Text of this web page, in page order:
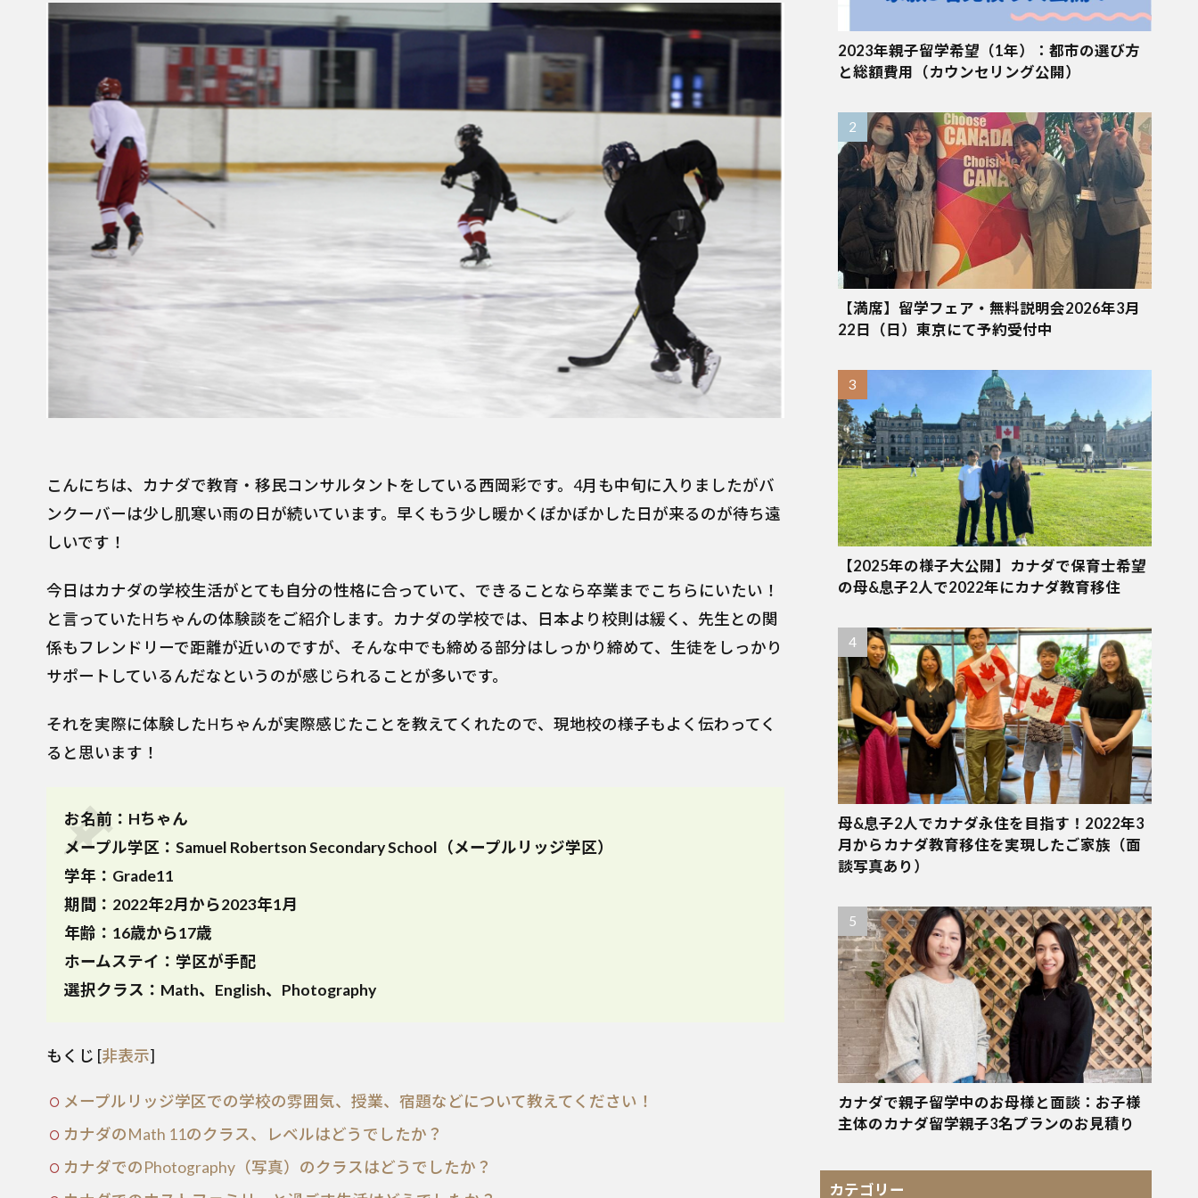
こんにちは、カナダで教育・移民コンサルタントをしている西岡彩です。4月も中旬に入りましたがバ
ンクーバーは少し肌寒い雨の日が続いています。早くもう少し暖かくぽかぽかした日が来るのが待ち遠
しいです！
今日はカナダの学校生活がとても自分の性格に合っていて、できることなら卒業までこちらにいたい！
と言っていたHちゃんの体験談をご紹介します。カナダの学校では、日本より校則は緩く、先生との関
係もフレンドリーで距離が近いのですが、そんな中でも締める部分はしっかり締めて、生徒をしっかり
サポートしているんだなというのが感じられることが多いです。
それを実際に体験したHちゃんが実際感じたことを教えてくれたので、現地校の様子もよく伝わってく
ると思います！
お名前：Hちゃん
メープル学区：Samuel Robertson Secondary School（メープルリッジ学区）
学年：Grade11
期間：2022年2月から2023年1月
年齢：16歳から17歳
ホームステイ：学区が手配
選択クラス：Math、English、Photography
もくじ [非表示]
メープルリッジ学区での学校の雰囲気、授業、宿題などについて教えてください！
カナダのMath 11のクラス、レベルはどうでしたか？
カナダでのPhotography（写真）のクラスはどうでしたか？
2023年親子留学希望（1年）：都市の選び方
と総額費用（カウンセリング公開）
【満席】留学フェア・無料説明会2026年3月
22日（日）東京にて予約受付中
【2025年の様子大公開】カナダで保育士希望
の母&息子2人で2022年にカナダ教育移住
母&息子2人でカナダ永住を目指す！2022年3
月からカナダ教育移住を実現したご家族（面
談写真あり）
カナダで親子留学中のお母様と面談：お子様
主体のカナダ留学親子3名プランのお見積り
カテゴリー